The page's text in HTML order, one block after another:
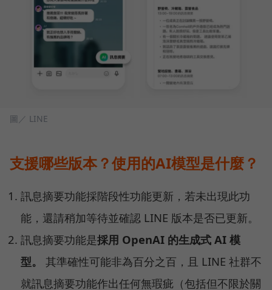
圖／ LINE
支援哪些版本？使用的AI模型是什麼？
訊息摘要功能採階段性功能更新，若未出現此功
能，還請稍加等待並確認 LINE 版本是否已更新。
訊息摘要功能是採用 OpenAI 的生成式 AI 模
型。
其準確性可能非為百分之百，且 LINE 社群不
就訊息摘要功能作出任何無瑕疵（包括但不限於關